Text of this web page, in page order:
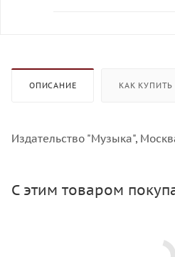
ОПИСАНИЕ КАК КУПИТЬ
Издательство "Музыка",
С этим товаром